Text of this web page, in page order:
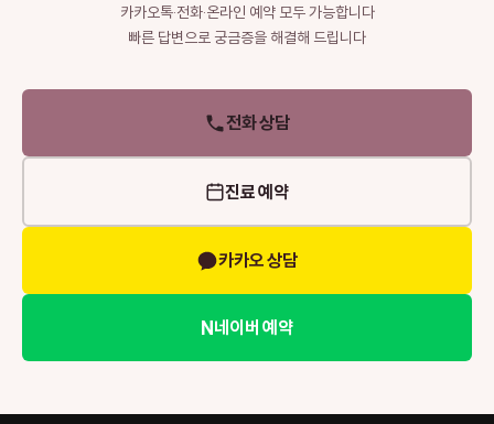
카카오톡·전화·온라인 예약 모두 가능합니다
빠른 답변으로 궁금증을 해결해 드립니다
전화 상담
진료 예약
카카오 상담
N네이버 예약